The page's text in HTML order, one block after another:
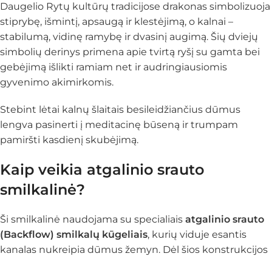
Daugelio Rytų kultūrų tradicijose drakonas simbolizuoja
stiprybę, išmintį, apsaugą ir klestėjimą, o kalnai –
stabilumą, vidinę ramybę ir dvasinį augimą. Šių dviejų
simbolių derinys primena apie tvirtą ryšį su gamta bei
gebėjimą išlikti ramiam net ir audringiausiomis
gyvenimo akimirkomis.
Stebint lėtai kalnų šlaitais besileidžiančius dūmus
lengva pasinerti į meditacinę būseną ir trumpam
pamiršti kasdienį skubėjimą.
Kaip veikia atgalinio srauto
smilkalinė?
Ši smilkalinė naudojama su specialiais atgalinio srauto
(Backflow) smilkalų kūgeliais, kurių viduje esantis
kanalas nukreipia dūmus žemyn. Dėl šios konstrukcijos